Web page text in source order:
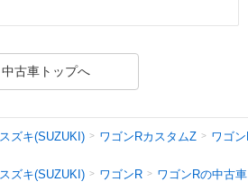
中古車トップへ
スズキ(SUZUKI) ワゴンRカスタムZ ワゴ
スズキ(SUZUKI) ワゴンR ワゴンRの中古車